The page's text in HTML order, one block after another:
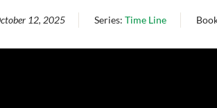
12, 2025 Series: Time Line